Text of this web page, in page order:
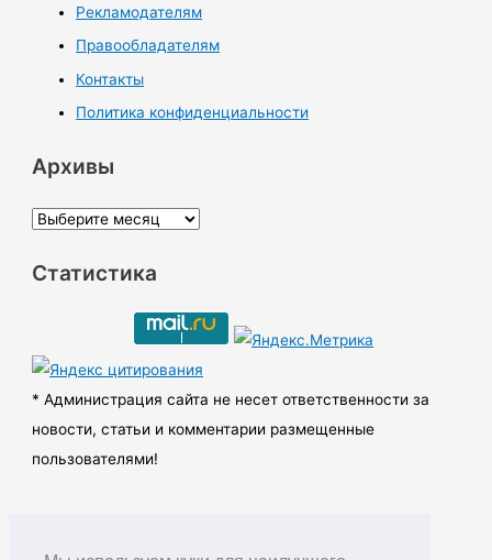
Рекламодателям
Правообладателям
Контакты
Политика конфиденциальности
Архивы
А
х
ы
Статистика
* Администрация сайта не несет ответственности за
новости, статьи и комментарии размещенные
пользователями!